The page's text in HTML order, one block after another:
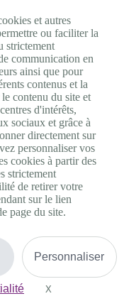
9h à 18h.
et autres
ou faciliter la
strictement
communication en
ainsi que pour
contenus et la
contenu du site et
d'intérêts,
sociaux et grâce à
directement sur
personnaliser vos
cookies à partir des
strictement
de retirer votre
sur le lien
page du site.
Personnaliser
X